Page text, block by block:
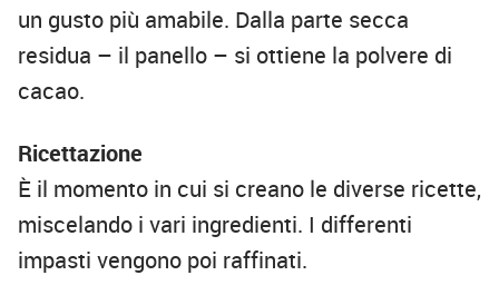
un gusto più amabile. Dalla parte secca
residua – il panello – si ottiene la polvere di
cacao.
Ricettazione
È il momento in cui si creano le diverse ricette,
miscelando i vari ingredienti. I differenti
impasti vengono poi raffinati.